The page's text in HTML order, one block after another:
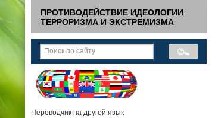
ПРОТИВОДЕЙСТВИЕ ИДЕОЛОГИИ
ТЕРРОРИЗМА И ЭКСТРЕМИЗМА
Переводчик на другой язык